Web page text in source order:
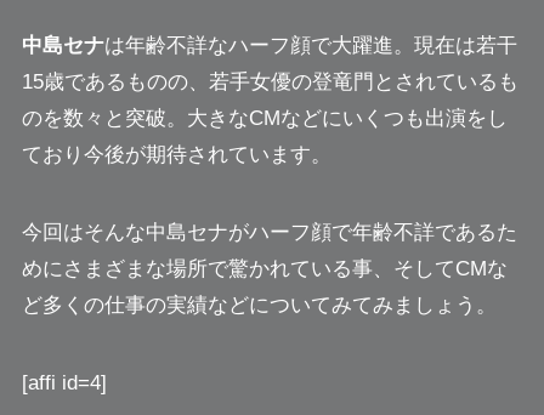
中島セナは年齢不詳なハーフ顔で大躍進。現在は若干
15歳であるものの、若手女優の登竜門とされているも
のを数々と突破。大きなCMなどにいくつも出演をし
ており今後が期待されています。
今回はそんな中島セナがハーフ顔で年齢不詳であるた
めにさまざまな場所で驚かれている事、そしてCMな
ど多くの仕事の実績などについてみてみましょう。
[affi id=4]